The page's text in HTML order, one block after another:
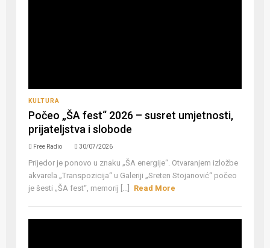
KULTURA
Počeo „ŠA fest“ 2026 – susret umjetnosti,
prijateljstva i slobode
Free Radio 30/07/2026
Prijedor je ponovo u znaku „ŠA energije“. Otvaranjem izložbe
akvarela „Transpozicija“ u Galeriji „Sreten Stojanović“ počeo
je šesti „ŠA fest“, memorij [...]
Read More